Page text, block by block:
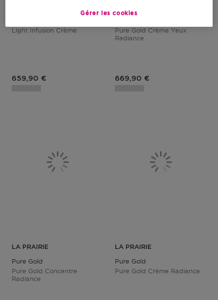
Light Infusion Crème
Prix du produit
659,90 €
Pure Gold Crème Yeux
Radiance
Prix du produit
669,90 €
LA PRAIRIE
Pure Gold
Pure Gold Concentre
Radiance
LA PRAIRIE
Pure Gold
Pure Gold Crème Radiance
Gérer les cookies